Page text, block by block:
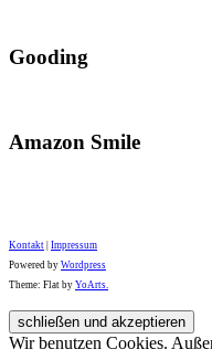
Gooding
Amazon Smile
Kontakt Impressum
Powered by Wordpress
Theme: Flat by YoArts.
Wir benutzen Cookies.